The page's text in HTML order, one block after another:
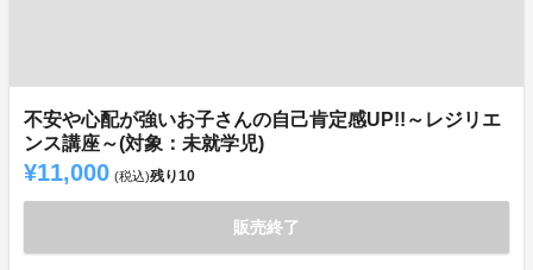
不安や心配が強いお子さんの自己肯定感UP!!～レジリエ
ンス講座～(対象：未就学児)
¥11,000 (税込)残り10
販売終了